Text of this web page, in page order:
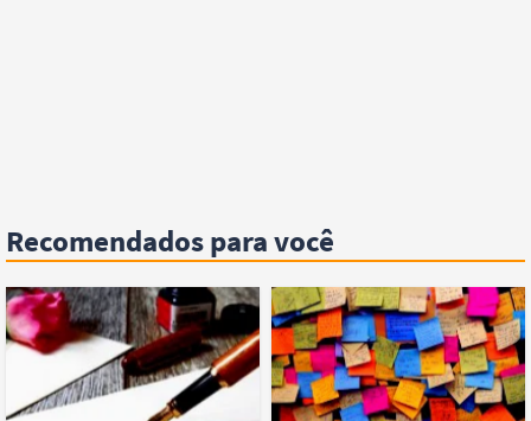
Recomendados para você